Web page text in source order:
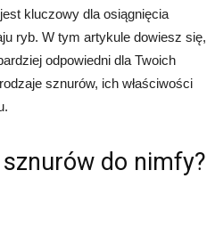
kluczowy dla osiągnięcia
ryb. W tym artykule dowiesz się,
odpowiedni dla Twoich
sznurów, ich właściwości
do nimfy?